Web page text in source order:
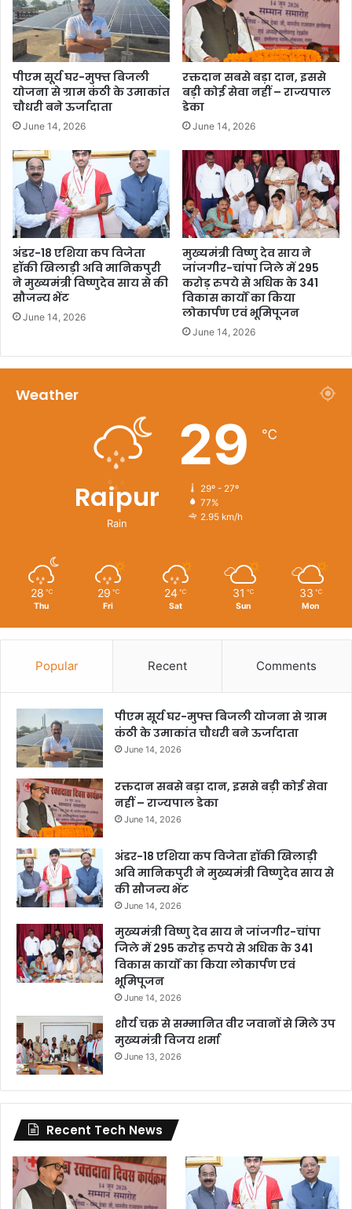
पीएम सूर्य घर-मुफ्त बिजली
योजना से ग्राम कंठी के उमाकांत
चौधरी बने ऊर्जादाता
June 14, 2026
रक्तदान सबसे बड़ा दान, इससे
बड़ी कोई सेवा नहीं – राज्यपाल
डेका
June 14, 2026
अंडर-18 एशिया कप विजेता
हॉकी खिलाड़ी अवि मानिकपुरी
ने मुख्यमंत्री विष्णुदेव साय से की
सौजन्य भेंट
June 14, 2026
मुख्यमंत्री विष्णु देव साय ने
जांजगीर-चांपा जिले में 295
करोड़ रुपये से अधिक के 341
विकास कार्यों का किया
लोकार्पण एवं भूमिपूजन
June 14, 2026
Weather
Raipur
Rain
29 ℃
29º - 27º
77%
2.95 km/h
28 ℃
Thu
29 ℃
Fri
24 ℃
Sat
31 ℃
Sun
33 ℃
Mon
Popular Recent Comments
पीएम सूर्य घर-मुफ्त बिजली योजना से ग्राम
कंठी के उमाकांत चौधरी बने ऊर्जादाता
June 14, 2026
रक्तदान सबसे बड़ा दान, इससे बड़ी कोई सेवा
नहीं – राज्यपाल डेका
June 14, 2026
अंडर-18 एशिया कप विजेता हॉकी खिलाड़ी
अवि मानिकपुरी ने मुख्यमंत्री विष्णुदेव साय से
की सौजन्य भेंट
June 14, 2026
मुख्यमंत्री विष्णु देव साय ने जांजगीर-चांपा
जिले में 295 करोड़ रुपये से अधिक के 341
विकास कार्यों का किया लोकार्पण एवं
भूमिपूजन
June 14, 2026
शौर्य चक्र से सम्मानित वीर जवानों से मिले उप
मुख्यमंत्री विजय शर्मा
June 13, 2026
Recent Tech News